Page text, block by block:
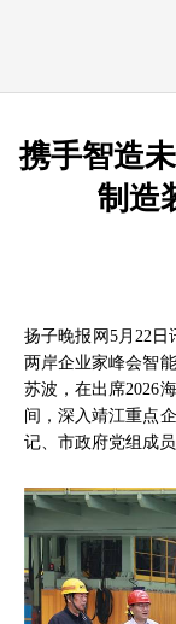
携手智造
制造
扬子晚报网5月22日
两岸企业家峰会智
苏波，在出席2026
间，深入靖江重点
记、市政府党组成